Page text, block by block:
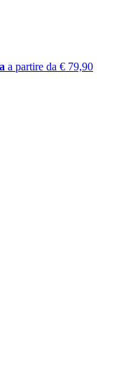
a partire da € 79,90